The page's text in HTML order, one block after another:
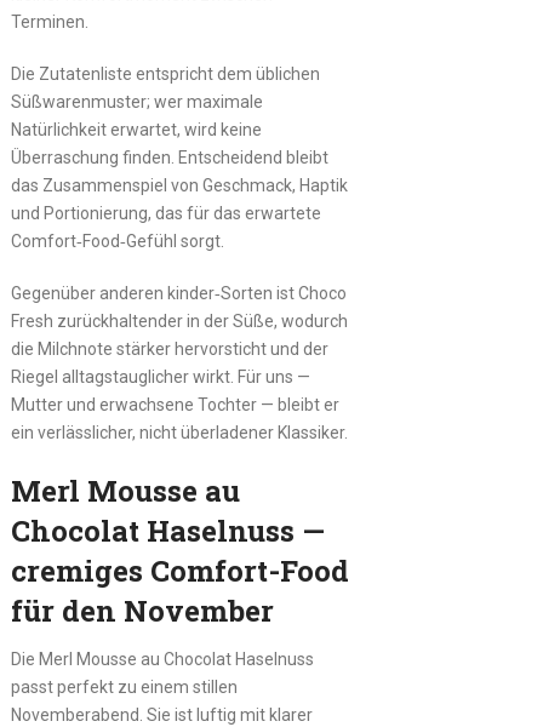
Terminen.
Die Zutatenliste entspricht dem üblichen
Süßwarenmuster; wer maximale
Natürlichkeit erwartet, wird keine
Überraschung finden. Entscheidend bleibt
das Zusammenspiel von Geschmack, Haptik
und Portionierung, das für das erwartete
Comfort‑Food‑Gefühl sorgt.
Gegenüber anderen kinder‑Sorten ist Choco
Fresh zurückhaltender in der Süße, wodurch
die Milchnote stärker hervorsticht und der
Riegel alltagstauglicher wirkt. Für uns —
Mutter und erwachsene Tochter — bleibt er
ein verlässlicher, nicht überladener Klassiker.
Merl Mousse au
Chocolat Haselnuss —
cremiges Comfort-Food
für den November
Die Merl Mousse au Chocolat Haselnuss
passt perfekt zu einem stillen
Novemberabend. Sie ist luftig mit klarer